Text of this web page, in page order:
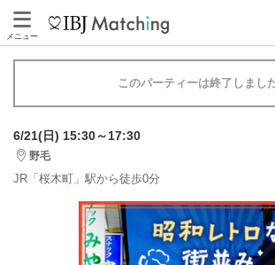
メニュー
このパーティーは終了しまし
6/21(日) 15:30～17:30
野毛
JR「桜木町」駅から徒歩0分